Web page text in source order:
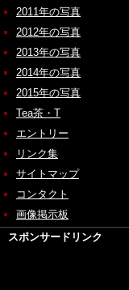
2011年の写真
2012年の写真
2013年の写真
2014年の写真
2015年の写真
Tea茶・T
エントリー
リンク集
サイトマップ
コンタクト
画像掲示板
スポンサードリンク